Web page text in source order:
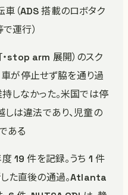
（ADS 搭載のロボタク
運行）
stop arm 展開）のスク
が停止せず脇を通り過
しなかった。米国では停
は違法であり、児童の
ある
19 件を記録。うち 1 件
た直後の通過。Atlanta